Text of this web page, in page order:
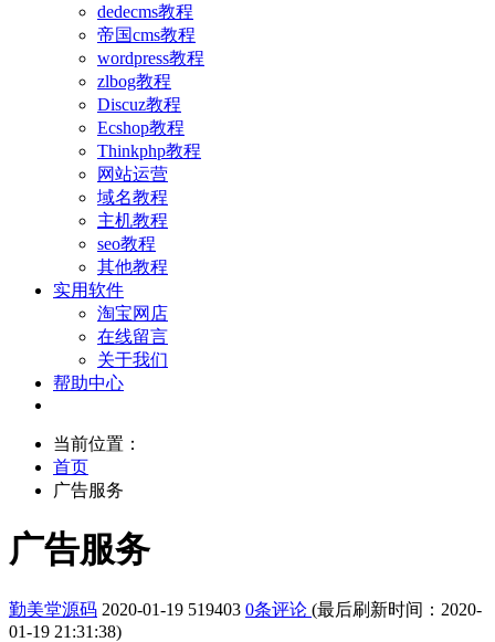
dedecms教程
帝国cms教程
wordpress教程
zlbog教程
Discuz教程
Ecshop教程
Thinkphp教程
网站运营
域名教程
主机教程
seo教程
其他教程
实用软件
淘宝网店
在线留言
关于我们
帮助中心
当前位置：
首页
广告服务
广告服务
勤美堂源码 2020-01-19 519403 0条评论 (最后刷新时间：2020-
01-19 21:31:38)